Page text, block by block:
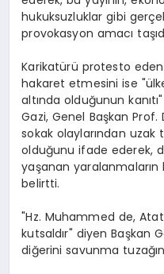
hukuksuzluklar gibi
provokasyon amacı
Karikatürü protesto eden
hakaret etmesini ise
altında olduğunun
Gazi, Genel Başkan
sokak olaylarından uzak
olduğunu ifade ederek,
yaşanan yaralanmaların
belirtti.
"Hz. Muhammed de,
kutsaldır" diyen Başkan
diğerini savunma